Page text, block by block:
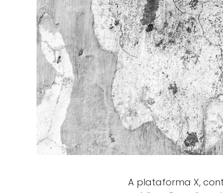
A plataforma X,